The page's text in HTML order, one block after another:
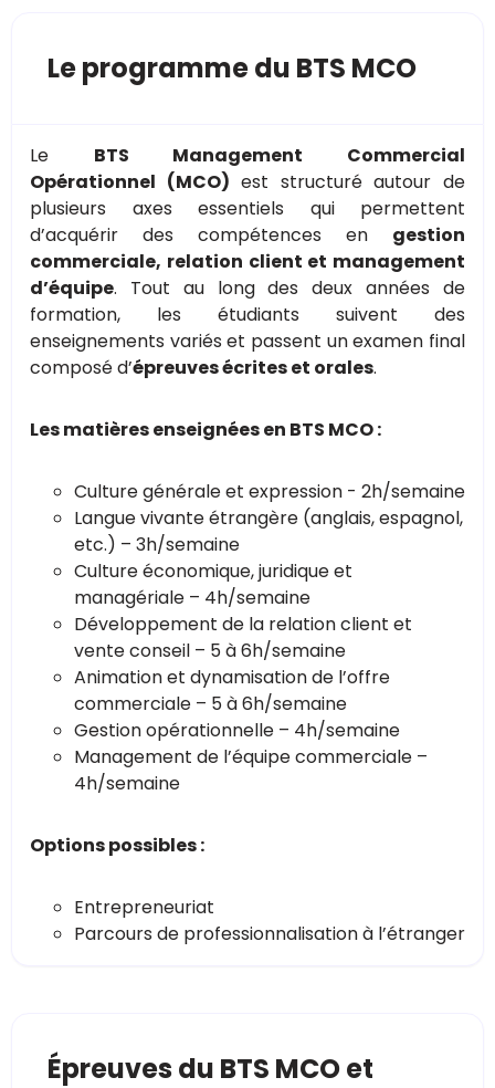
Le programme du BTS MCO
Le BTS Management Commercial
Opérationnel (MCO) est structuré autour de
plusieurs axes essentiels qui permettent
d’acquérir des compétences en gestion
commerciale, relation client et management
d’équipe. Tout au long des deux années de
formation, les étudiants suivent des
enseignements variés et passent un examen final
composé d’épreuves écrites et orales.
Les matières enseignées en BTS MCO :
Culture générale et expression - 2h/semaine
Langue vivante étrangère (anglais, espagnol,
etc.) – 3h/semaine
Culture économique, juridique et
managériale – 4h/semaine
Développement de la relation client et
vente conseil – 5 à 6h/semaine
Animation et dynamisation de l’offre
commerciale – 5 à 6h/semaine
Gestion opérationnelle – 4h/semaine
Management de l’équipe commerciale –
4h/semaine
Options possibles :
Entrepreneuriat
Parcours de professionnalisation à l’étranger
Épreuves du BTS MCO et